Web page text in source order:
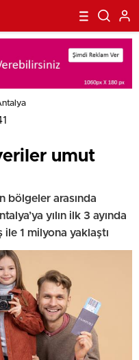
umut
bölgeler arasında
yılın ilk 3 ayında
ile 1 milyona yaklaştı